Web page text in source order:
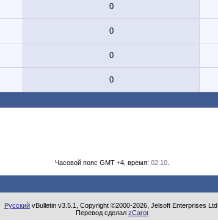
0
0
0
0
Часовой пояс GMT +4, время: 02:10.
Русский vBulletin v3.5.1, Copyright ©2000-2026, Jelsoft Enterprises Ltd.
Перевод сделал zCarot